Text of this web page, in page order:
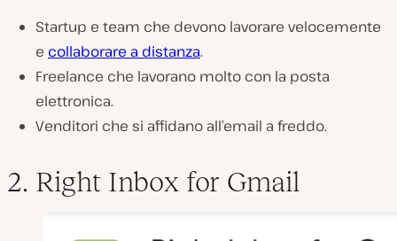
Startup e team che devono lavorare velocemente
e collaborare a distanza.
Freelance che lavorano molto con la posta
elettronica.
Venditori che si affidano all’email a freddo.
2. Right Inbox for Gmail